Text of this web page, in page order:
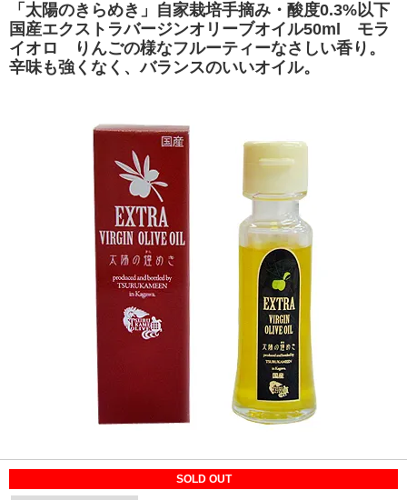
「太陽のきらめき」自家栽培手摘み・酸度0.3%以下
国産エクストラバージンオリーブオイル50ml モラ
イオロ りんごの様なフルーティーなさしい香り。
辛味も強くなく、バランスのいいオイル。
SOLD OUT